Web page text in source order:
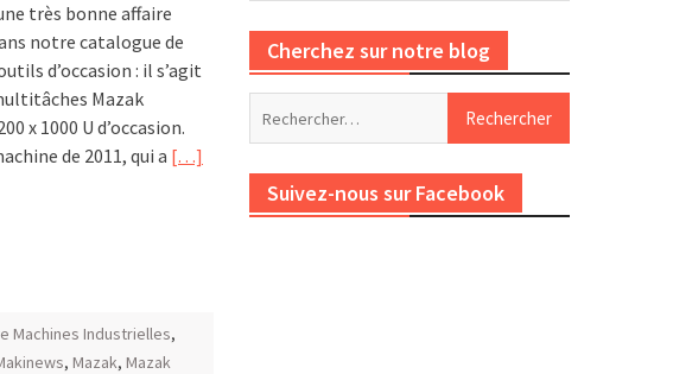
très bonne affaire
notre catalogue de
d’occasion : il s’agit
Mazak
x 1000 U d’occasion.
de 2011, qui a […]
Machines Industrielles,
, Mazak, Mazak
Cherchez sur notre blog
Suivez-nous sur Facebook